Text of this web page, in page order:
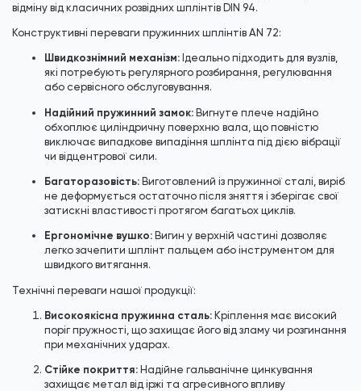
відміну від класичних розвідних шплінтів DIN 94.
Конструктивні переваги пружинних шплінтів AN 72:
Швидкознімний механізм: Ідеально підходить для вузлів,
які потребують регулярного розбирання, регулювання
або сервісного обслуговування.
Надійний пружинний замок: Вигнуте плече надійно
обхоплює циліндричну поверхню вала, що повністю
виключає випадкове випадіння шплінта під дією вібрації
чи відцентрової сили.
Багаторазовість: Виготовлений із пружинної сталі, виріб
не деформується остаточно після зняття і зберігає свої
затискні властивості протягом багатьох циклів.
Ергономічне вушко: Вигин у верхній частині дозволяє
легко зачепити шплінт пальцем або інструментом для
швидкого витягання.
Технічні переваги нашої продукції:
Високоякісна пружинна сталь: Кріплення має високий
поріг пружності, що захищає його від зламу чи розгинання
при механічних ударах.
Стійке покриття: Надійне гальванічне цинкування
захищає метал від іржі та агресивного впливу